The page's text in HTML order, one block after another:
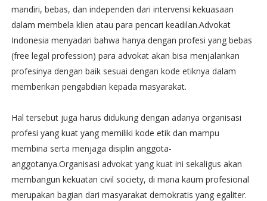
mandiri, bebas, dan independen dari intervensi kekuasaan
dalam membela klien atau para pencari keadilan.Advokat
Indonesia menyadari bahwa hanya dengan profesi yang bebas
(free legal profession) para advokat akan bisa menjalankan
profesinya dengan baik sesuai dengan kode etiknya dalam
memberikan pengabdian kepada masyarakat.
Hal tersebut juga harus didukung dengan adanya organisasi
profesi yang kuat yang memiliki kode etik dan mampu
membina serta menjaga disiplin anggota-
anggotanya.Organisasi advokat yang kuat ini sekaligus akan
membangun kekuatan civil society, di mana kaum profesional
merupakan bagian dari masyarakat demokratis yang egaliter.